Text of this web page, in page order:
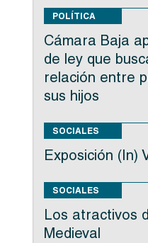
POLÍTICA
Cámara Baja
de ley que
relación entre
sus hijos
SOCIALES
Exposición (In)
SOCIALES
Los atractivos
Medieval